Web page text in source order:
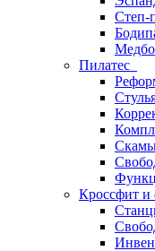
Степ-
Пилатес
Кроссфит и